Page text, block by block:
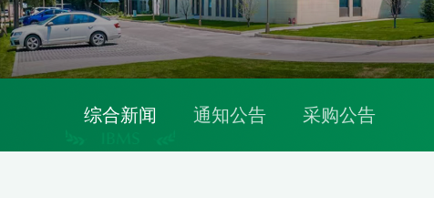
综合新闻 通知公告 采购公告